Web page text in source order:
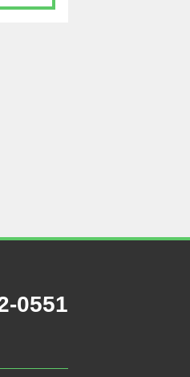
0551